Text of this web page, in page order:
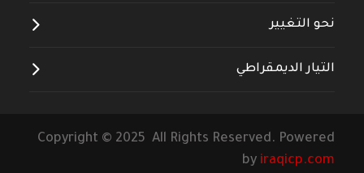
نحو التغيير
التيار الديمقراطي
Copyright © 2025 All Rights Reserved. Powered
by iraqicp.com